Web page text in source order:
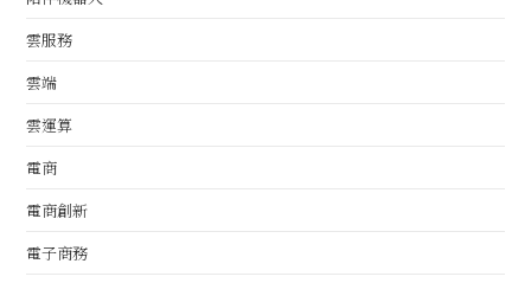
雲服務
雲端
雲運算
電商
電商創新
電子商務